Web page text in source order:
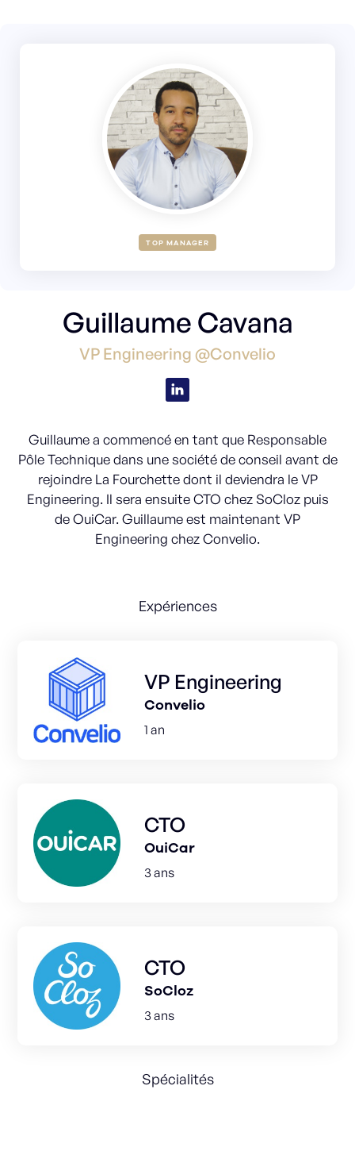
TOP MANAGER
Guillaume Cavana
VP Engineering @Convelio
Guillaume a commencé en tant que Responsable
Pôle Technique dans une société de conseil avant de
rejoindre La Fourchette dont il deviendra le VP
Engineering. Il sera ensuite CTO chez SoCloz puis
de OuiCar. Guillaume est maintenant VP
Engineering chez Convelio.
Expériences
VP Engineering
Convelio
1 an
CTO
OuiCar
3 ans
CTO
SoCloz
3 ans
Spécialités